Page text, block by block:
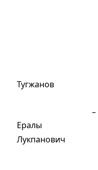
Тугжанов
Ералы
Лукпанович
–